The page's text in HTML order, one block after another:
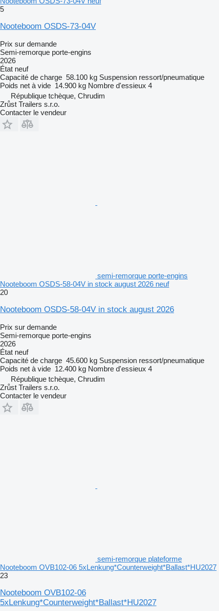
5
Nooteboom OSDS-73-04V
Prix sur demande
Semi-remorque porte-engins
2026
État neuf
Capacité de charge 58.100 kg Suspension ressort/pneumatique
Poids net à vide 14.900 kg Nombre d'essieux 4
République tchèque, Chrudim
Zrůst Trailers s.r.o.
Contacter le vendeur
semi-remorque porte-engins
Nooteboom OSDS-58-04V in stock august 2026 neuf
20
Nooteboom OSDS-58-04V in stock august 2026
Prix sur demande
Semi-remorque porte-engins
2026
État neuf
Capacité de charge 45.600 kg Suspension ressort/pneumatique
Poids net à vide 12.400 kg Nombre d'essieux 4
République tchèque, Chrudim
Zrůst Trailers s.r.o.
Contacter le vendeur
semi-remorque plateforme
Nooteboom OVB102-06 5xLenkung*Counterweight*Ballast*HU2027
23
Nooteboom OVB102-06
5xLenkung*Counterweight*Ballast*HU2027